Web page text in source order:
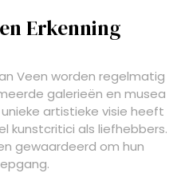
Erkenning
Veen worden regelmatig
galerieën en musea
artistieke visie heeft
kunstcritici als liefhebbers.
gewaardeerd om hun